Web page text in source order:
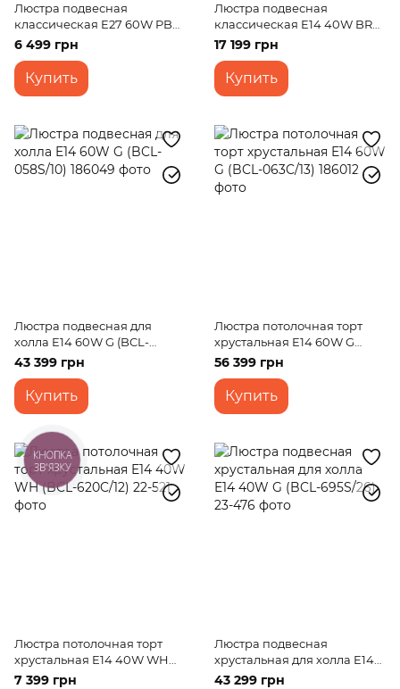
Люстра подвесная
классическая E27 60W PB
(BKL-016S/11)
6 499 грн
Купить
Люстра подвесная
классическая E14 40W BR
(BKL-040S/11)
17 199 грн
Купить
Люстра подвесная для
холла E14 60W G (BCL-
058S/10)
43 399 грн
Купить
Люстра потолочная торт
хрустальная E14 60W G
(BCL-063C/13)
56 399 грн
Купить
Люстра потолочная торт
хрустальная E14 40W WH
(BCL-620C/12)
7 399 грн
Люстра подвесная
хрустальная для холла E14
40W G (BCL-695S/26)
43 299 грн
КНОПКА
ЗВ'ЯЗКУ